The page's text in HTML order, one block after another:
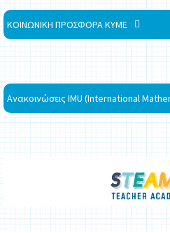
ΚΟΙΝΩΝΙΚΗ ΠΡΟΣΦΟΡΑ ΚΥΜΕ
Ανακοινώσεις IMU (International